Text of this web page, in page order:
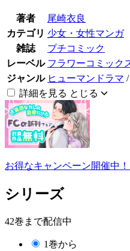
著者
尾崎衣良
カテゴリ 少女・女性マンガ
雑誌
プチコミック
レーベル フラワーコミック
ジャンル ヒューマンドラマ /
詳細を見る とじる
お得なキャンペーン開催中！
シリーズ
42巻まで配信中
1巻から